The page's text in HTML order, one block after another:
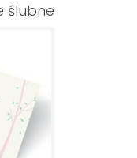
ślubne